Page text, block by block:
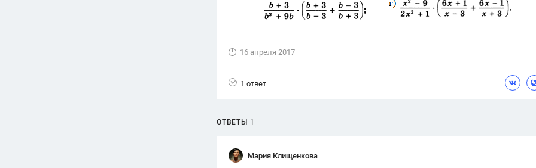
Олимпиады
Spotlight
ГИА
Цветков Л. А.
16 апреля 2017
1 ответ
ОТВЕТЫ 1
Мария Клищенкова